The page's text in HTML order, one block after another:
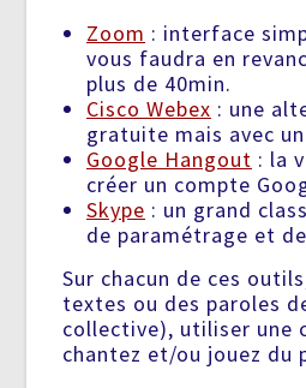
Zoom : interface
vous faudra en
plus de 40min.
Cisco Webex : une
gratuite mais avec
Google Hangout : la
créer un compte
Skype : un grand
de paramétrage et
Sur chacun de ces
textes ou des paroles
collective), utiliser une
chantez et/ou jouez du